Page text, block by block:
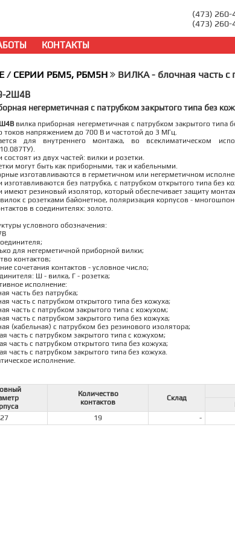
(473) 260-
(473) 260-
КОНТАКТЫ
/ СЕРИИ РБМ5, РБМ5Н ВИЛКА - блочная часть с
2Ш4В
негерметичная с патрубком закрытого типа без
вилка приборная негерметичная с патрубком закрытого типа
токов напряжением до 700 В и частотой до 3 МГц.
для внутреннего монтажа, во всеклиматическом
состоят из двух частей: вилки и розетки.
могут быть как приборными, так и кабельными.
изготавливаются в герметичном или негерметичном
изготавливаются без патрубка, с патрубком открытого типа без
имеют резиновый изолятор, который обеспечивает защиту
с розетками байонетное, поляризация корпусов -
в соединителях: золото.
условного обозначения:
для негерметичной приборной вилки;
контактов;
сочетания контактов - условное число;
Ш - вилка, Г - розетка;
исполнение:
часть без патрубка;
часть с патрубком открытого типа без кожуха;
часть с патрубком закрытого типа с кожухом;
часть с патрубком закрытого типа без кожуха;
(кабельная) с патрубком без резинового изолятора;
часть с патрубком закрытого типа с кожухом;
часть с патрубком открытого типа без кожуха;
часть с патрубком закрытого типа без кожуха.
исполнение.
Количество
контактов
Склад
27 19 -